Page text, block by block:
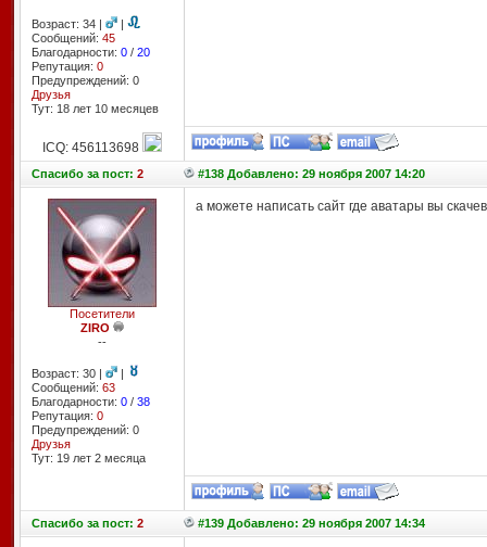
Возраст: 34 |
|
Сообщений: 45
Благодарности: 0/ 20
Репутация: 0
Предупреждений: 0
Друзья
Тут: 18 лет 10 месяцев
ICQ: 456113698
Спасибоза пост: 2 #138 Добавлено: 29 ноября 2007 14:20
Посетители
ZIRO
--
Возраст: 30 |
|
Сообщений: 63
Благодарности: 0/ 38
Репутация: 0
Предупреждений: 0
Друзья
Тут: 19 лет 2 месяцa
а можете написать сайт где аватары вы
Спасибоза пост: 2 #139 Добавлено: 29 ноября 2007 14:34